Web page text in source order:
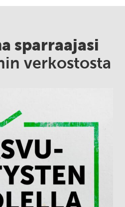
sparraajasi
verkostosta